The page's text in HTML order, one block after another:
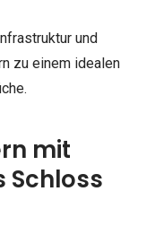
und
zu einem idealen
mit
Schloss